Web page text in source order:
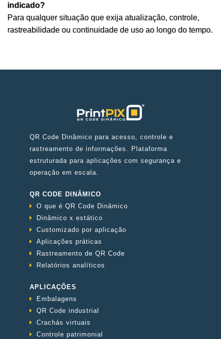
indicado?
Para qualquer situação que exija atualização, controle,
rastreabilidade ou continuidade de uso ao longo do tempo.
QR Code Dinâmico para acesso, controle e
rastreamento de informações. Plataforma
estruturada para aplicações com segurança e
operação em escala.
QR CODE DINÂMICO
O que é QR Code Dinâmico
Dinâmico x estático
Customizado por aplicação
Aplicações práticas
Rastreamento de QR Code
Relatórios analíticos
APLICAÇÕES
Embalagens
QR Code industrial
Crachás virtuais
Controle patrimonial